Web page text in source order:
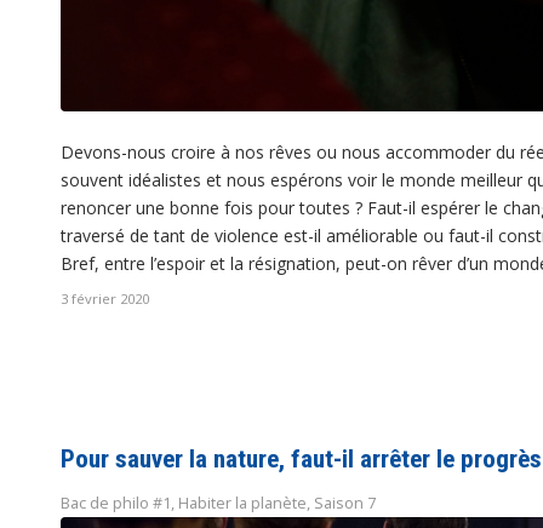
Devons-nous croire à nos rêves ou nous accommoder du
souvent idéalistes et nous espérons voir le monde meilleur
renoncer une bonne fois pour toutes ? Faut-il espérer le
traversé de tant de violence est-il améliorable ou faut-il
Bref, entre l’espoir et la résignation, peut-on rêver d’un
3 février 2020
Pour sauver la nature, faut-il arrêter le
Bac de philo #1, Habiter la planète, Saison 7